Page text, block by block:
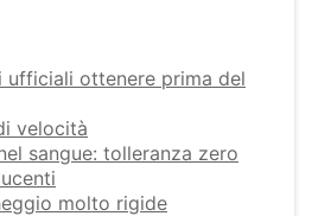
ufficiali ottenere prima del
velocità
sangue: tolleranza zero
molto rigide